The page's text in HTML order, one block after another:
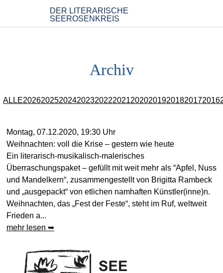
Archiv
ALLE20262025202420232022202120202019201820172016
Montag, 07.12.2020, 19:30 Uhr
Weihnachten: voll die Krise – gestern wie heute
Ein literarisch-musikalisch-malerisches
Überraschungspaket – gefüllt mit weit mehr als “Apfel, Nuss
und Mandelkern“, zusammengestellt von Brigitta Rambeck
und „ausgepackt“ von etlichen namhaften Künstler(inne)n.
Weihnachten, das „Fest der Feste“, steht im Ruf, weltweit
Frieden a...
mehr lesen ➥